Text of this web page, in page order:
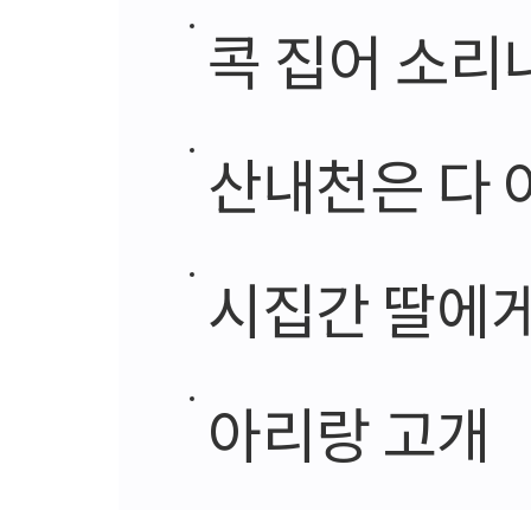
콕 집어 소리
산내천은 다
시집간 딸에
아리랑 고개